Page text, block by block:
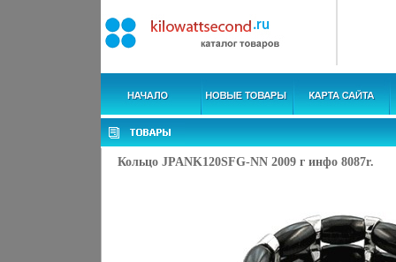
Кольцо JPANK120SFG-NN 2009 г инфо 8087r.